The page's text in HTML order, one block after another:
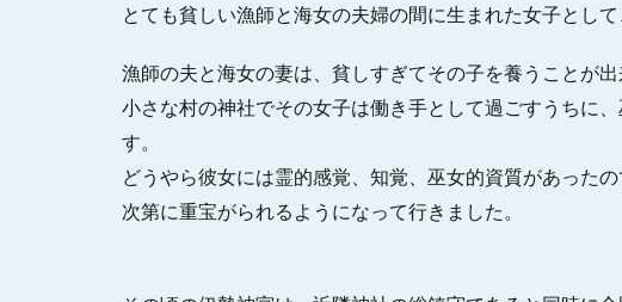
とても貧しい漁師と海女の夫婦の間に生まれた女子として
漁師の夫と海女の妻は、貧しすぎてその子を養うことが
小さな村の神社でその女子は働き手として過ごすうちに
す。
どうやら彼女には霊的感覚、知覚、巫女的資質があったの
次第に重宝がられるようになって行きました。